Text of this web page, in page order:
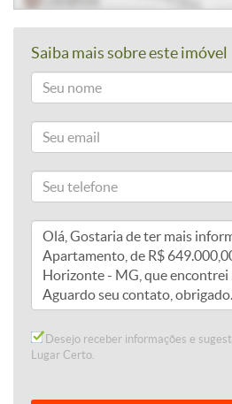
Saiba mais sobre este imóvel
Desejo receber informações e
Lugar Certo.